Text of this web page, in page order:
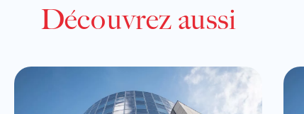
Découvrez aussi